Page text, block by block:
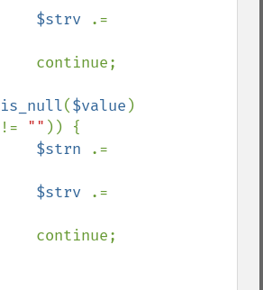
$strv
is_null($value )
!= "" )) {
$strn
$strv